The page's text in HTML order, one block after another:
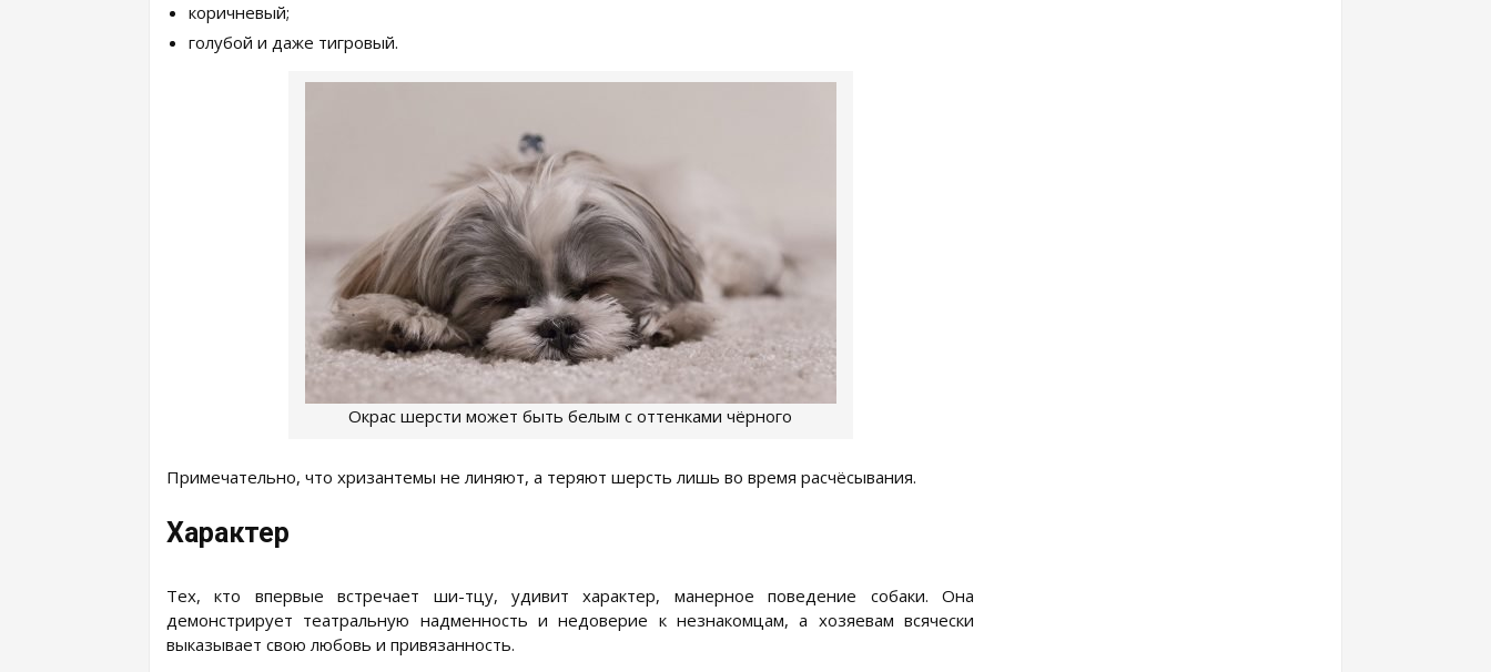
коричневый;
голубой и даже тигровый.
Окрас шерсти может быть белым с оттенками чёрного
Примечательно, что хризантемы не линяют, а теряют шерсть лишь во время расчёсывания.
Характер
Тех, кто впервые встречает ши-тцу, удивит характер, манерное поведение собаки. Она
демонстрирует театральную надменность и недоверие к незнакомцам, а хозяевам всячески
выказывает свою любовь и привязанность.